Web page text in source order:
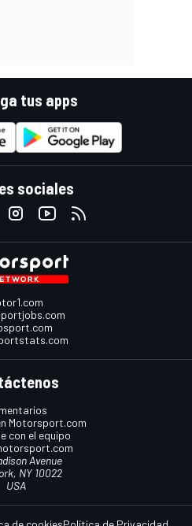
tus apps
sociales
Motorsport.com
con el equipo
Avenue
NY 10022
USA